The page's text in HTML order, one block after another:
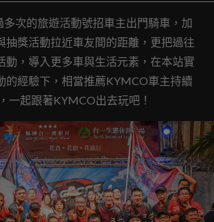
次的旅遊活動號招車主出門騎車，加
抽獎活動拉近車友間的距離，更把過往
動，導入更多車與生活元素，在本站實
的經驗下，相當推薦KYMCO車主持續
一起跟著KYMCO出去玩吧！